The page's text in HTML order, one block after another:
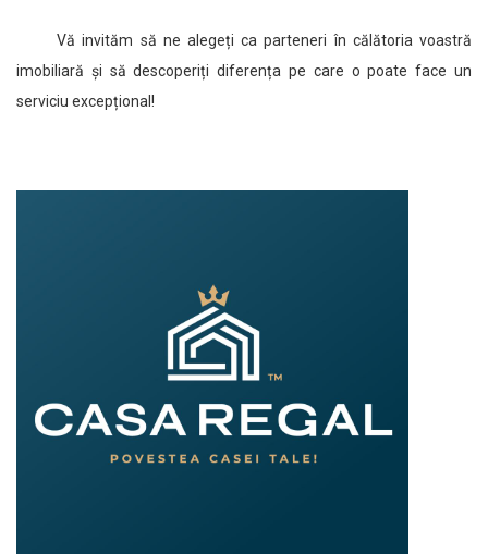
Vă invităm să ne alegeți ca parteneri în călătoria voastră
imobiliară și să descoperiți diferența pe care o poate face un
serviciu excepțional!